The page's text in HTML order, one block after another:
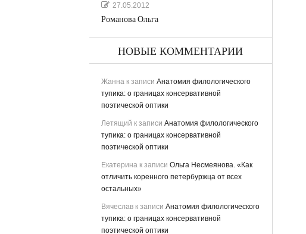
27.05.2012
Романова Ольга
НОВЫЕ КОММЕНТАРИИ
Жаннак записи Анатомия филологического
тупика: о границах консервативной
поэтической оптики
Летящий к записи Анатомия филологического
тупика: о границах консервативной
поэтической оптики
Екатеринак записи Ольга Несмеянова. «Как
отличить коренного петербуржца от всех
остальных»
Вячеславк записи Анатомия филологического
тупика: о границах консервативной
поэтической оптики